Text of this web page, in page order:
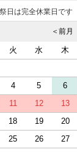
日は完全休業日です
＜前月
火 水 木
4 5 6
11 12 13
18 19 20
25 26 27